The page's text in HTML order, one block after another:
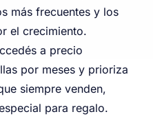
más frecuentes y los
el crecimiento.
a precio
por meses y prioriza
siempre venden,
para regalo.